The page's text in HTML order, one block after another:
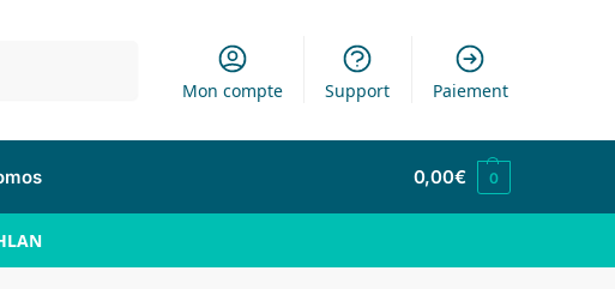
Mon compte Support Paiement
0,00€ 0